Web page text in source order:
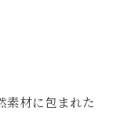
素材に包まれた